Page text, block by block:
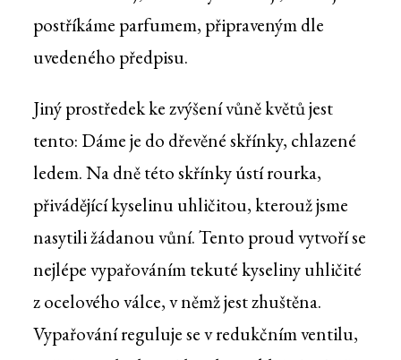
postříkáme parfumem, připraveným dle
uvedeného předpisu.
Jiný prostředek ke zvýšení vůně květů jest
tento: Dáme je do dřevěné skřínky, chlazené
ledem. Na dně této skřínky ústí rourka,
přivádějící kyselinu uhličitou, kterouž jsme
nasytili žádanou vůní. Tento proud vytvoří se
nejlépe vypařováním tekuté kyseliny uhličité
z ocelového válce, v němž jest zhuštěna.
Vypařování reguluje se v redukčním ventilu,